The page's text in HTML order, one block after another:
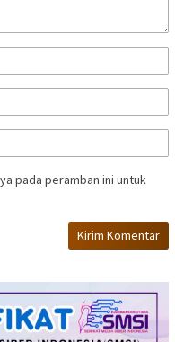
pada peramban ini untuk